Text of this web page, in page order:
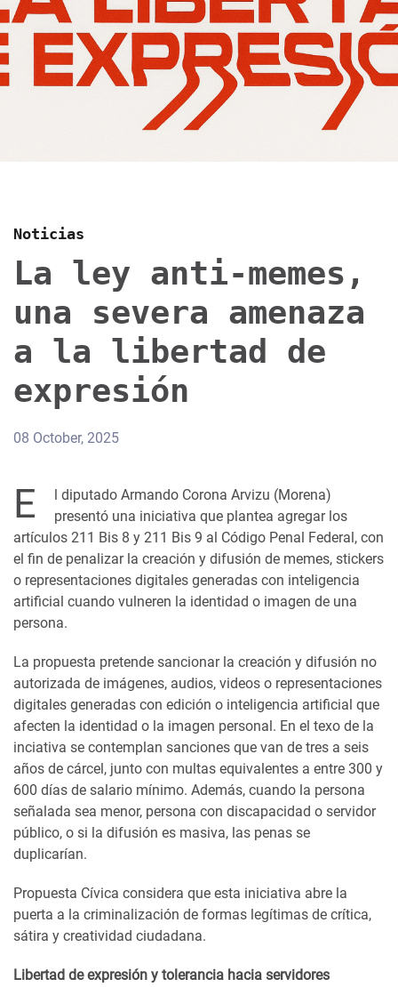
Noticias
La ley anti-memes,
una severa amenaza
a la libertad de
expresión
08 October, 2025
E
l diputado Armando Corona Arvizu (Morena)
presentó una iniciativa que plantea agregar los
artículos 211 Bis 8 y 211 Bis 9 al Código Penal Federal, con
el fin de penalizar la creación y difusión de memes, stickers
o representaciones digitales generadas con inteligencia
artificial cuando vulneren la identidad o imagen de una
persona.
La propuesta pretende sancionar la creación y difusión no
autorizada de imágenes, audios, videos o representaciones
digitales generadas con edición o inteligencia artificial que
afecten la identidad o la imagen personal. En el texo de la
inciativa se contemplan sanciones que van de tres a seis
años de cárcel, junto con multas equivalentes a entre 300 y
600 días de salario mínimo. Además, cuando la persona
señalada sea menor, persona con discapacidad o servidor
público, o si la difusión es masiva, las penas se
duplicarían.
Propuesta Cívica considera que esta iniciativa abre la
puerta a la criminalización de formas legítimas de crítica,
sátira y creatividad ciudadana.
Libertad de expresión y tolerancia hacia servidores